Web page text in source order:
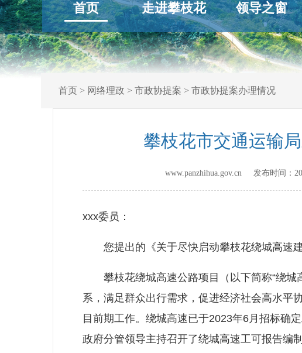
首页 走进攀枝花 领导之窗
首页> 网络理政 > 市政协提案 > 市政协提案办理情况
攀枝花市交通运输
www.panzhihua.gov.cn 发布时间：
xxx委员：
您提出的《关于尽快启动攀枝花绕城高速建
攀枝花绕城高速公路项目（以下简称“绕城
系，满足群众出行需求，促进经济社会高水平
目前期工作。绕城高速已于2023年6月招标确
政府分管领导主持召开了绕城高速工可报告编